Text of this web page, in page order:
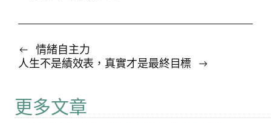
← 情緒自主力
人生不是績效表，真實才是最終目標 →
更多文章